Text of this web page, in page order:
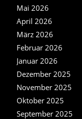
Mai 2026
April 2026
März 2026
Februar 2026
Januar 2026
Dezember 2025
November 2025
Oktober 2025
September 2025